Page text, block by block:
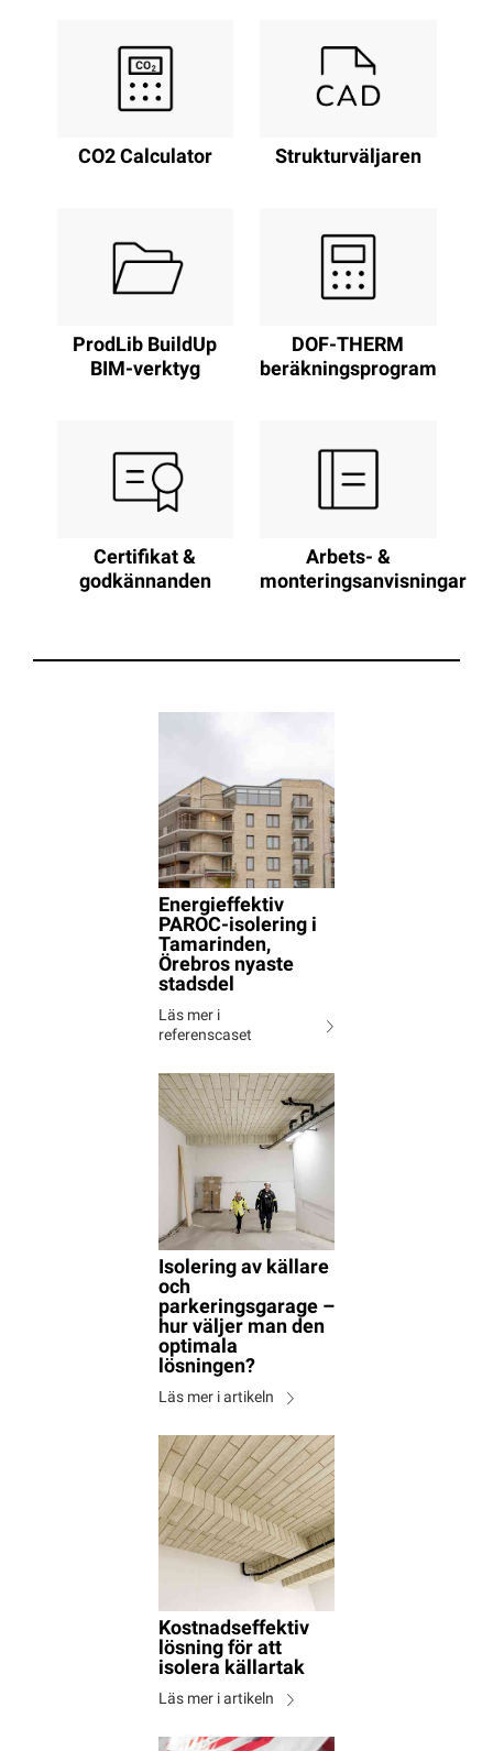
CO2 Calculator Strukturväljaren
ProdLib BuildUp
BIM-verktyg
DOF-THERM
beräkningsprogram
Certifikat &
godkännanden
Arbets- &
monteringsanvisningar
Energieffektiv
PAROC-isolering i
Tamarinden,
Örebros nyaste
stadsdel
Läs mer i
referenscaset
Isolering av källare
och
parkeringsgarage –
hur väljer man den
optimala
lösningen?
Läs mer i artikeln
Kostnadseffektiv
lösning för att
isolera källartak
Läs mer i artikeln